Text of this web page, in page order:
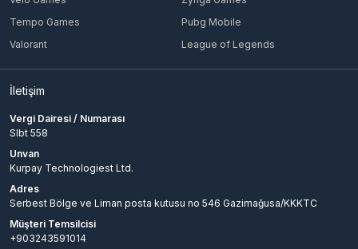
Tempo Games
Pubg Mobile
Valorant
League of Legends
İletişim
Vergi Dairesi / Numarası
Slbt 558
Unvan
Kurpay Technologiest Ltd.
Adres
Serbest Bölge ve Liman posta kutusu no 546 Gazimağusa/KKKTC
Müşteri Temsilcisi
+903243591014